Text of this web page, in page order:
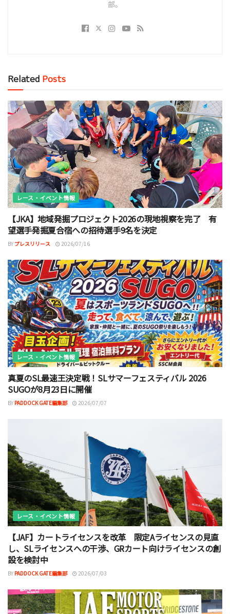
部。
Related Posts
レース・イベント情報
【JKA】地域発掘プロジェクト2026の現地視察を完了 有
望選手発掘夏合宿への招待選手9名を決定
BY プレスリリース 2026/07/16
レース・イベント情報
真夏のSL最速王決定戦！SLサマーフェスティバル 2026
SUGOが8月23日に開催
BY PADDOCK GATE編集部 2026/07/07
レース・イベント情報
【JAF】カートライセンスを改革 限定Aライセンスの見直
し、SLライセンスへの干渉、GRカート向けライセンスの創
設を検討中
BY PADDOCK GATE編集部 2026/07/03